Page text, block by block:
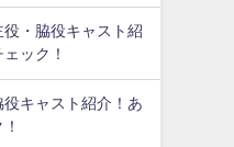
役・脇役キャスト紹
ック！
役キャスト紹介！あ